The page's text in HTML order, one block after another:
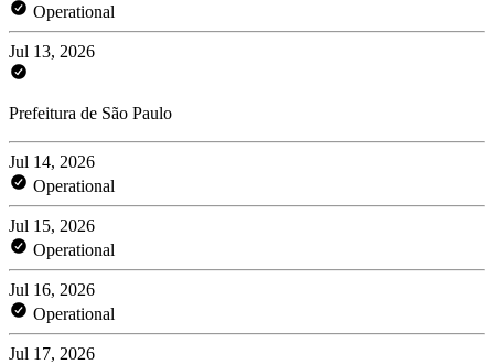
Operational
Jul 13, 2026
Prefeitura de São Paulo
Jul 14, 2026
Operational
Jul 15, 2026
Operational
Jul 16, 2026
Operational
Jul 17, 2026